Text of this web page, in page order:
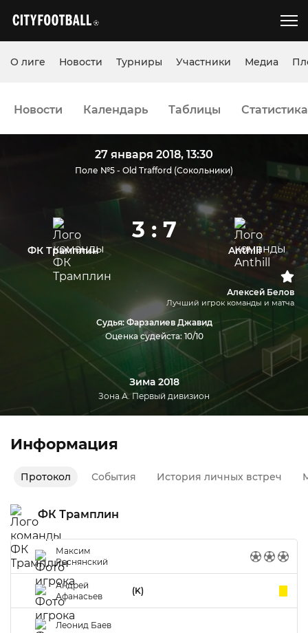
О лиге Новости Турниры Участники Медиа
Новости Календарь Таблицы Статистика
27 января 2018, 13:30
Поле №5 - Old Trafford (Сокольники)
ФК Трамплин
3 : 7
Anthill
Алексей Белов
Лучший игрок команды и матча
Судья: Фарзалиев Джавид
Оценка судейста: 10/10
Зима 2018
Зона А. Первый дивизион
Информация
Протокол События История личных встреч
ФК Трамплин
Максим
Реснянский
Андрей
Афанасьев
(K)
Леонид Баев